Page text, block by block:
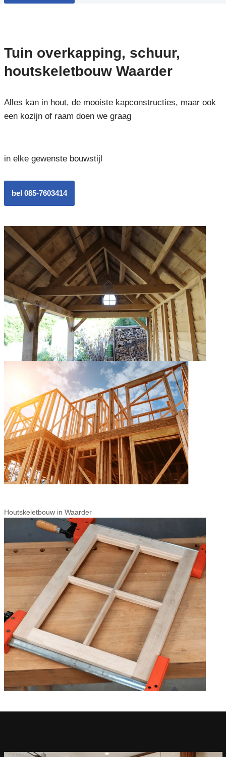
Tuin overkapping, schuur,
houtskeletbouw Waarder
Alles kan in hout, de mooiste kapconstructies, maar ook
een kozijn of raam doen we graag
in elke gewenste bouwstijl
bel 085-7603414
Houtskeletbouw in Waarder